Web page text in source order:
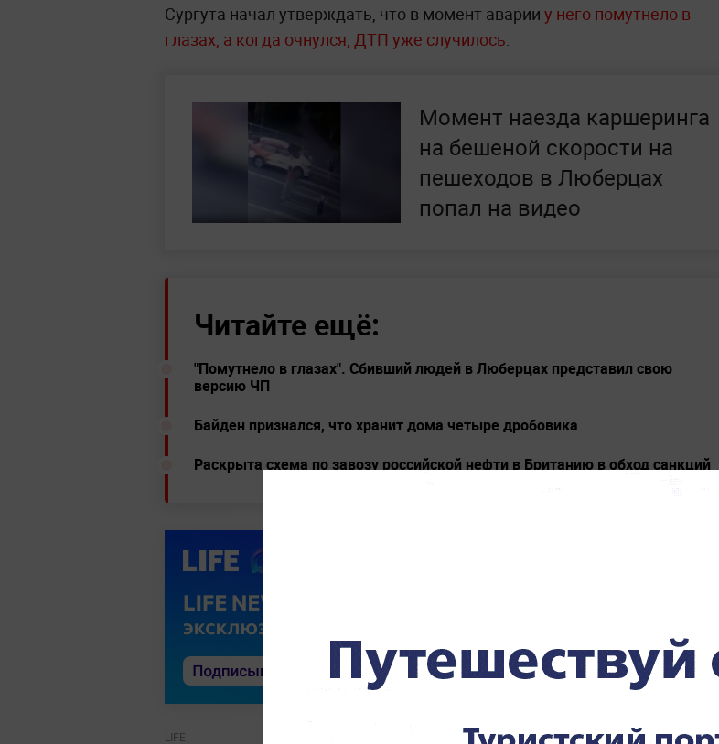
Сургута начал утверждать, что в момент аварии у него помутнело в
глазах, а когда очнулся, ДТП уже случилось.
Момент наезда каршеринга
на бешеной скорости на
пешеходов в Люберцах
попал на видео
Читайте ещё:
"Помутнело в глазах". Сбивший людей в Люберцах представил свою
версию ЧП
Байден признался, что хранит дома четыре дробовика
Раскрыта схема по завозу российской нефти в Британию в обход санкций
LIFE